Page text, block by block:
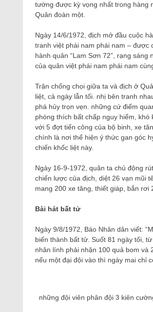
tướng được kỳ vọng nhất trong hàng
Quân đoàn một.
Ngày 14/6/1972, địch mở đầu cuộc
tranh việt phái nam phái nam – được
hành quân “Lam Sơn 72”, rạng
của quân việt phái nam phái nam
Trận chống chọi giữa ta và địch ở
liệt, cả ngày lẫn tối. nhị bên tranh
phá hủy trọn vẹn. những cứ điểm
phóng thích bất chấp nguy hiểm,
với 5 đợt tiến công của bộ binh, xe
chính là nơi thể hiện ý thức gan góc
chiến khốc liệt này.
Ngày 16-9-1972, quân ta chủ động
chiến lược của địch, diệt 26 vạn mũi
mang 200 xe tăng, thiết giáp, bắn rơi
Bài hát bất tử
Ngày 9/8/1972, Báo Nhân dân viết:
biến thành bất tử. Suốt 81 ngày tối,
nhân lính phải nhận 100 quả bom và
nếu một đại đội vào thì ngày mai chỉ
những đội viên phân đội 3 kiên